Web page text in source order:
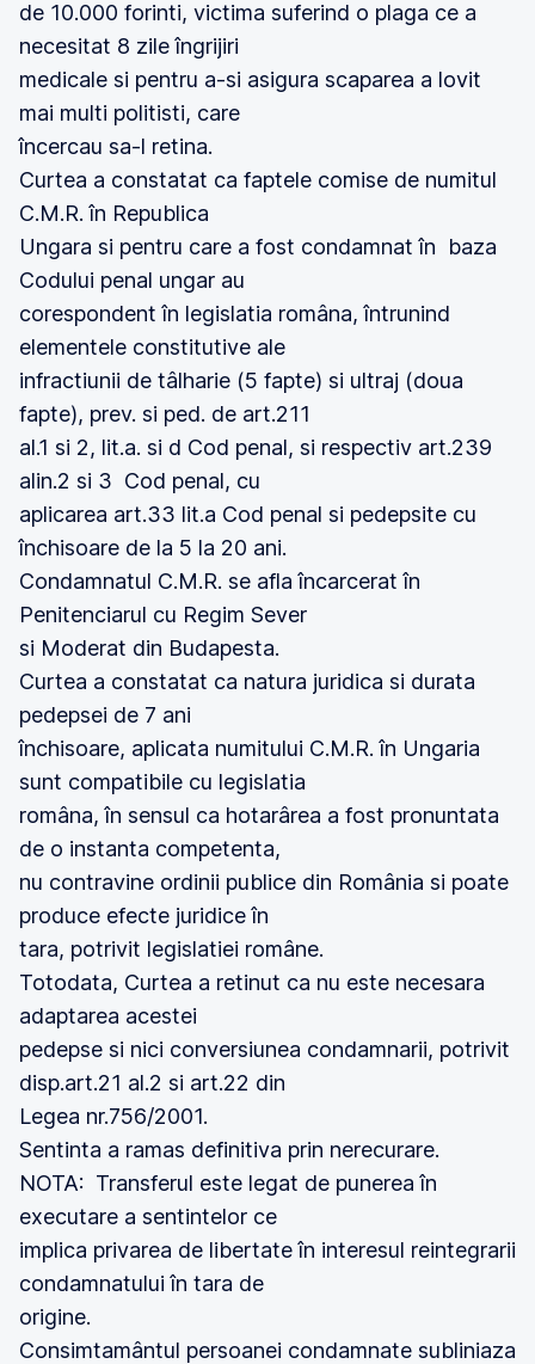
de 10.000 forinti, victima suferind o plaga ce a
necesitat 8 zile îngrijiri
medicale si pentru a-si asigura scaparea a lovit
mai multi politisti, care
încercau sa-l retina.
Curtea a constatat ca faptele comise de numitul
C.M.R. în Republica
Ungara si pentru care a fost condamnat în baza
Codului penal ungar au
corespondent în legislatia româna, întrunind
elementele constitutive ale
infractiunii de tâlharie (5 fapte) si ultraj (doua
fapte), prev. si ped. de art.211
al.1 si 2, lit.a. si d Cod penal, si respectiv art.239
alin.2 si 3 Cod penal, cu
aplicarea art.33 lit.a Cod penal si pedepsite cu
închisoare de la 5 la 20 ani.
Condamnatul C.M.R. se afla încarcerat în
Penitenciarul cu Regim Sever
si Moderat din Budapesta.
Curtea a constatat ca natura juridica si durata
pedepsei de 7 ani
închisoare, aplicata numitului C.M.R. în Ungaria
sunt compatibile cu legislatia
româna, în sensul ca hotarârea a fost pronuntata
de o instanta competenta,
nu contravine ordinii publice din România si poate
produce efecte juridice în
tara, potrivit legislatiei române.
Totodata, Curtea a retinut ca nu este necesara
adaptarea acestei
pedepse si nici conversiunea condamnarii, potrivit
disp.art.21 al.2 si art.22 din
Legea nr.756/2001.
Sentinta a ramas definitiva prin nerecurare.
NOTA: Transferul este legat de punerea în
executare a sentintelor ce
implica privarea de libertate în interesul reintegrarii
condamnatului în tara de
origine.
Consimtamântul persoanei condamnate subliniaza